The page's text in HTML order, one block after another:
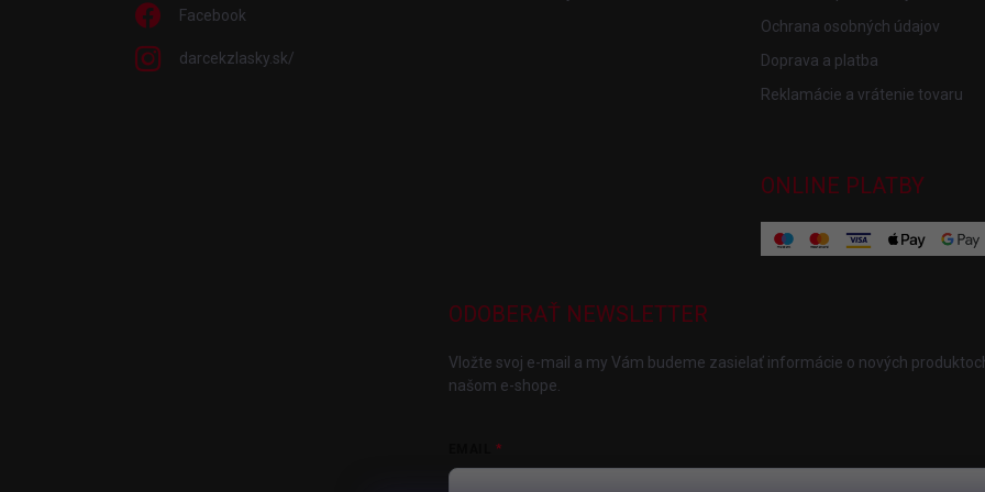
Facebook
darcekzlasky.sk/
Ochrana osobných údajov
Doprava a platba
Reklamácie a vrátenie tovaru
ONLINE PLATBY
ODOBERAŤ NEWSLETTER
Vložte svoj e-mail a my Vám budeme zasielať informácie o nových
našom e-shope.